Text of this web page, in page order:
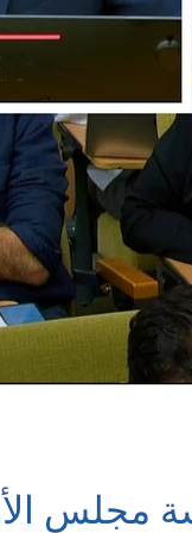
مجلس